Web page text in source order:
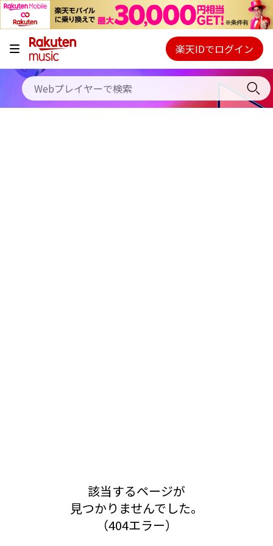
キャンペーン
料金プラン
使い方
Webプレイヤー
ご契約内容の確認・変更
楽天IDでログイン
該当するページが
見つかりませんでした。
（404エラー）